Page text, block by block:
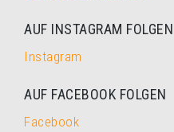
AUF INSTAGRAM FOLGEN
Instagram
AUF FACEBOOK FOLGEN
Facebook